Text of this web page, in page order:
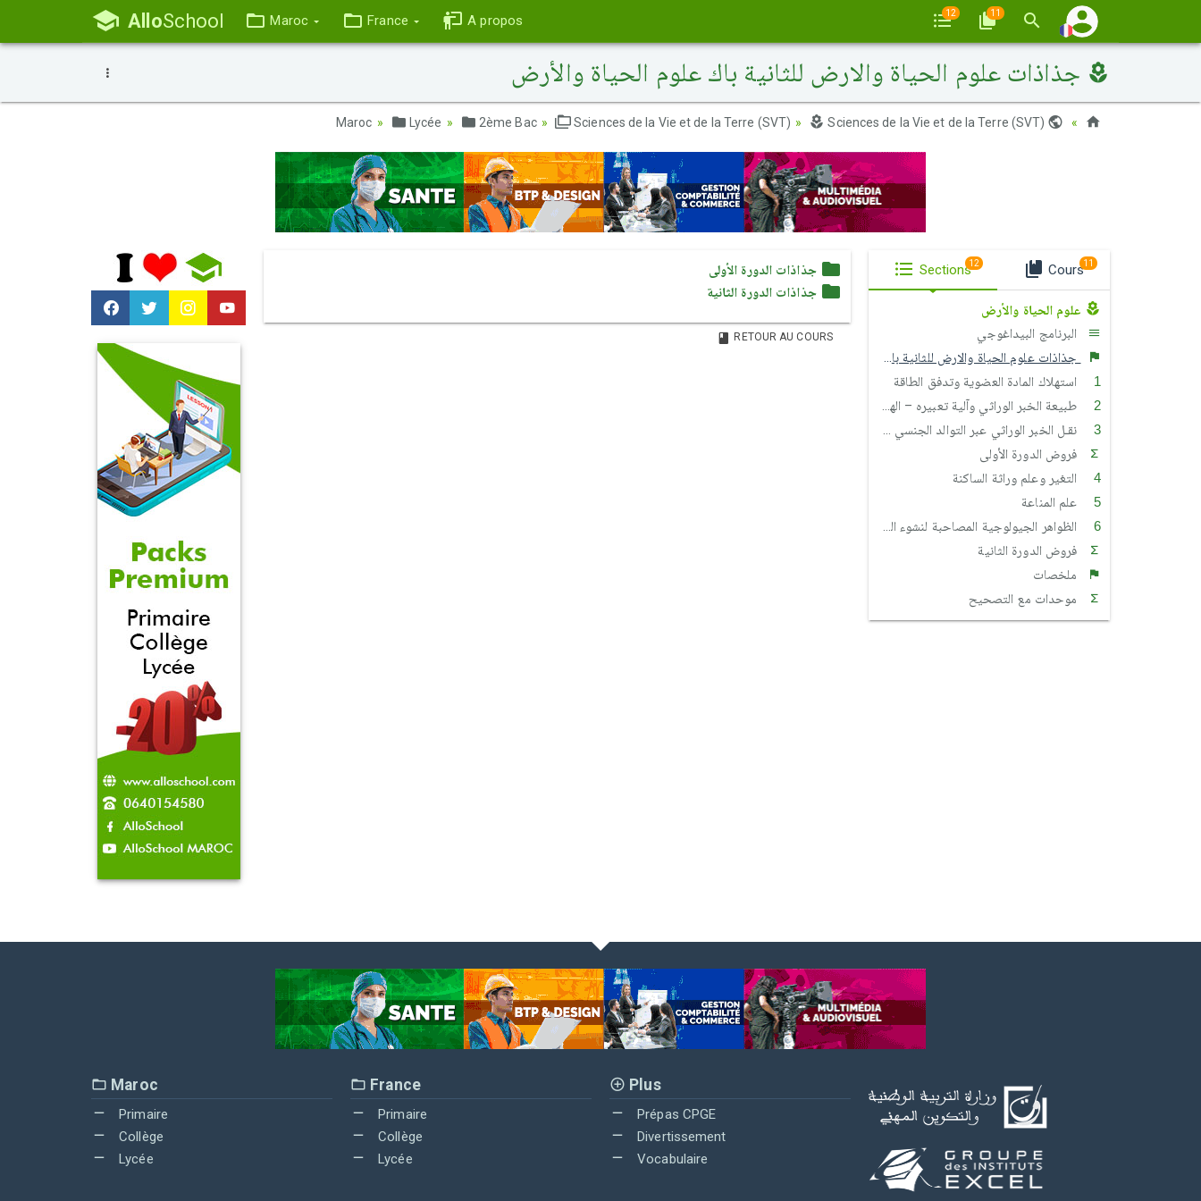
AlloSchool Maroc France A propos 12 11
جذاذات علوم الحياة والارض للثانية باك علوم الحياة والأرض
Lycée 2ème Bac Sciences de la Vie et de la Terre (SVT) Sciences de la Vie et de la Terre (SVT)
جذاذات الدورة الأولى
جذاذات الدورة الثانية
RETOUR AU COURS
Sections12 Cours11
علوم الحياة والأرض
البرنامج البيداغوجي
جذاذات علوم الحياة والارض للثانية باك علوم الحياة والأرض
استهلاك المادة العضوية وتدفق الطاقة
طبيعة الخبر الوراثي وآلية تعبيره – الهندسة الوراثية
نقـل الخبر الوراثي عبر التوالد الجنسي – علم الوراثة البشرية
فروض الدورة الأولى
التغير وعلم وراثة الساكنة
علم المناعة
الظواهر الجيولوجية المصاحبة لنشوء السلاسل الجبلية وعلاقتها بتكتونية الصفائح
فروض الدورة الثانية
ملخصات
موحدات مع التصحيح
Maroc
Primaire
Collège
Lycée
France
Primaire
Collège
Lycée
Plus
Prépas CPGE
Divertissement
Vocabulaire